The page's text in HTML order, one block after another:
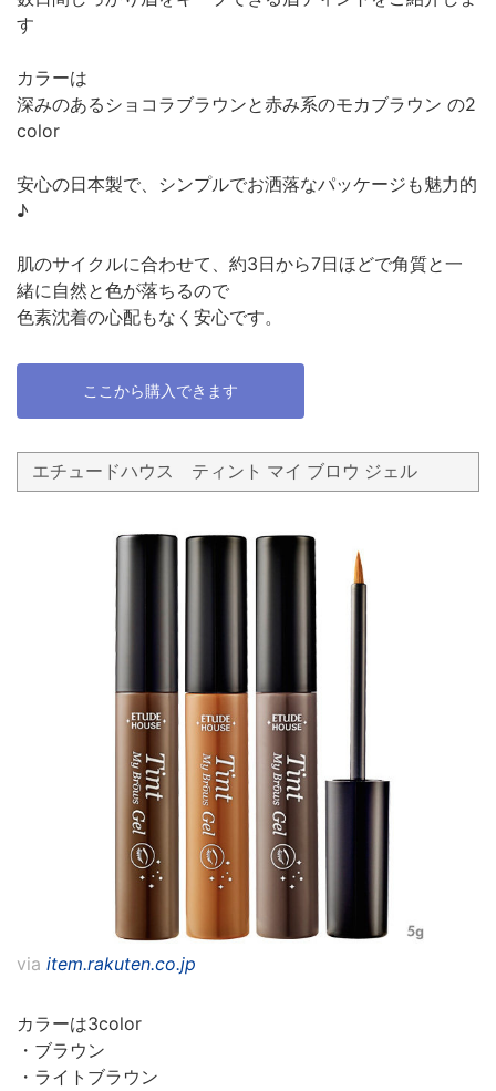
す
カラーは
深みのあるショコラブラウンと赤み系のモカブラウン の2
color
安心の日本製で、シンプルでお洒落なパッケージも魅力的
♪
肌のサイクルに合わせて、約3日から7日ほどで角質と一
緒に自然と色が落ちるので
色素沈着の心配もなく安心です。
ここから購入できます
エチュードハウス ティント マイ ブロウ ジェル
via item.rakuten.co.jp
カラーは3color
・ブラウン
・ライトブラウン